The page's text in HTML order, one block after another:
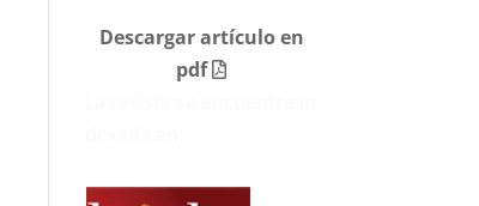
Descargar artículo en
pdf